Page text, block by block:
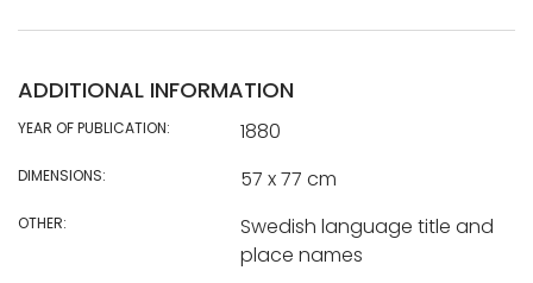
ADDITIONAL INFORMATION
YEAR OF PUBLICATION: 1880
DIMENSIONS: 57 x 77 cm
OTHER:
Swedish language title and
place names